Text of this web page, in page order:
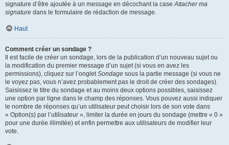
signature d’être ajoutée à un message en décochant la caseAttacher ma
signature dans le formulaire de rédaction de message.
Haut
Comment créer un sondage ?
Il est facile de créer un sondage, lors de la publication d’un nouveau sujet ou
la modification du premier message d’un sujet (si vous en avez les
permissions), cliquez sur l’ongletSondage sous la partie message (si vous ne
le voyez pas, vous n’avez probablement pas le droit de créer des sondages).
Saisissez le titre du sondage et au moins deux options possibles, saisissez
une option par ligne dans le champ des réponses. Vous pouvez aussi indiquer
le nombre de réponses qu’un utilisateur peut choisir lors de son vote dans
« Option(s) par l’utilisateur », limiter la durée en jours du sondage (mettre « 0 »
pour une durée illimitée) et enfin permettre aux utilisateurs de modifier leur
vote.